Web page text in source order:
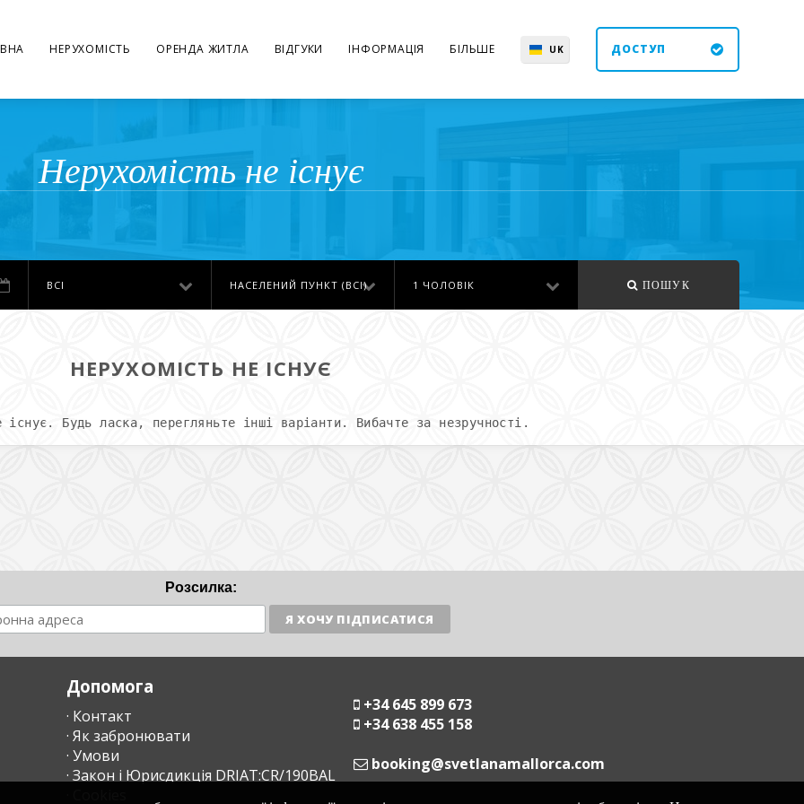
НЕРУХОМІСТЬ ОРЕНДА ЖИТЛА ВІДГУКИ ІНФОРМАЦІЯ БІЛЬШЕ UK ДОСТУП
Нерухомість не існує
ВСІ НАСЕЛЕНИЙ ПУНКТ (ВСІ) 1 ЧОЛОВІК ПОШУК
НЕРУХОМІСТЬ НЕ ІСНУЄ
Будь ласка, перегляньте інші варіанти. Вибачте за незручності.
Розсилка:
Допомога
· Контакт
· Як забронювати
· Умови
· Закон і Юрисдикція DRIAT:CR/190BAL
+34 645 899 673
+34 638 455 158
moc.acrollamanaltevs@gnikoob